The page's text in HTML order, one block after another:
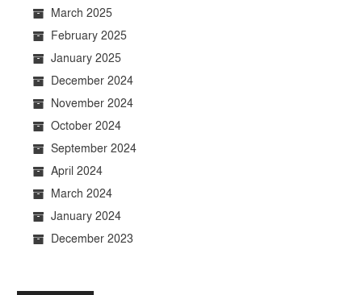
March 2025
February 2025
January 2025
December 2024
November 2024
October 2024
September 2024
April 2024
March 2024
January 2024
December 2023